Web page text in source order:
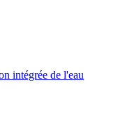
intégrée de l'eau